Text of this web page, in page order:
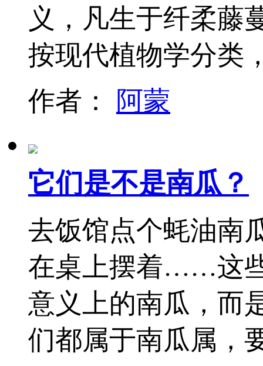
义，凡生于纤柔藤
按现代植物学分
作者： 阿蒙
它们是不是南瓜？
去饭馆点个蚝油南
在桌上摆着……这
意义上的南瓜，而
们都属于南瓜属